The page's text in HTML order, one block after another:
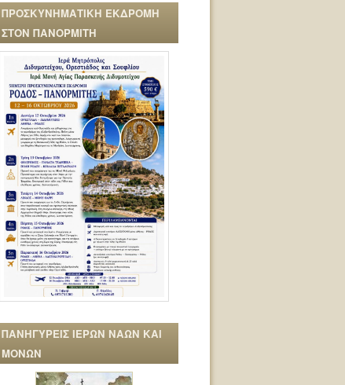
ΠΡΟΣΚΥΝΗΜΑΤΙΚΗ ΕΚΔΡΟΜΗ
ΣΤΟΝ ΠΑΝΟΡΜΙΤΗ
ΠΑΝΗΓΥΡΕΙΣ ΙΕΡΩΝ ΝΑΩΝ ΚΑΙ
ΜΟΝΩΝ